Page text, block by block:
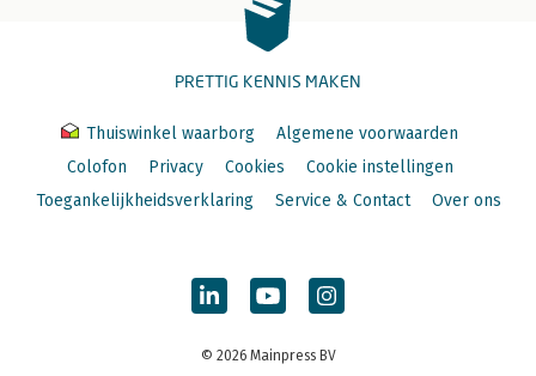
PRETTIG KENNIS MAKEN
Thuiswinkel waarborg
Algemene voorwaarden
Colofon
Privacy Cookies
Cookie instellingen
Toegankelijkheidsverklaring
Service & Contact Over ons
© 2026 Mainpress BV